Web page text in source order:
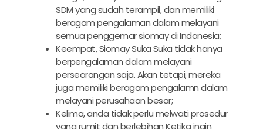
SDM yang sudah terampil, dan memiliki
beragam pengalaman dalam melayani
semua penggemar siomay di Indonesia;
Keempat, Siomay Suka Suka tidak hanya
berpengalaman dalam melayani
perseorangan saja. Akan tetapi, mereka
juga memiliki beragam pengalamn dalam
melayani perusahaan besar;
Kelima, anda tidak perlu melwati prosedur
yang rumit dan berlebihan Ketika ingin